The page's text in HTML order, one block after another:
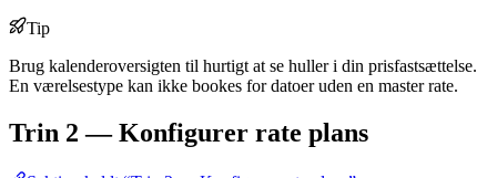
Tip
Brug kalenderoversigten til hurtigt at se huller i din prisfastsættelse.
En værelsestype kan ikke bookes for datoer uden en master rate.
Trin 2 — Konfigurer rate plans